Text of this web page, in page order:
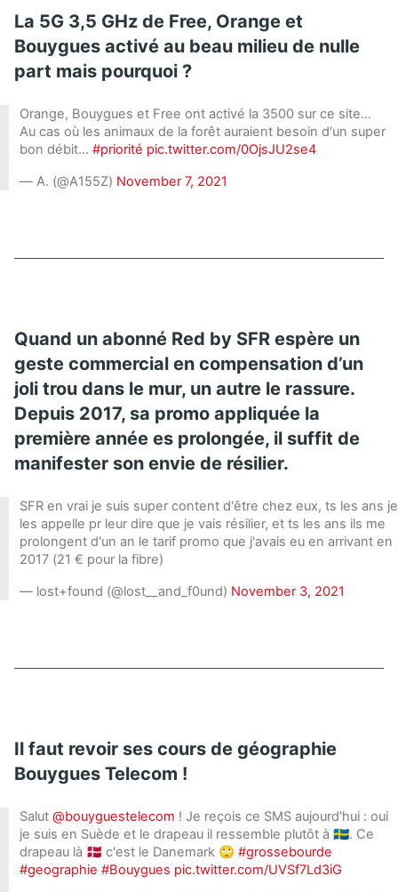
La 5G 3,5 GHz de Free, Orange et
Bouygues activé au beau milieu de nulle
part mais pourquoi ?
Orange, Bouygues et Free ont activé la 3500 sur ce site…
Au cas où les animaux de la forêt auraient besoin d'un super
bon débit… #priorité pic.twitter.com/0OjsJU2se4
— A. (@A155Z) November 7, 2021
Quand un abonné Red by SFR espère un
geste commercial en compensation d’un
joli trou dans le mur, un autre le rassure.
Depuis 2017, sa promo appliquée la
première année es prolongée, il suffit de
manifester son envie de résilier.
SFR en vrai je suis super content d'être chez eux, ts les ans je
les appelle pr leur dire que je vais résilier, et ts les ans ils me
prolongent d'un an le tarif promo que j'avais eu en arrivant en
2017 (21 € pour la fibre)
— lost+found (@lost__and_f0und) November 3, 2021
Il faut revoir ses cours de géographie
Bouygues Telecom !
Salut @bouyguestelecom ! Je reçois ce SMS aujourd'hui : oui
je suis en Suède et le drapeau il ressemble plutôt à 🇸🇪. Ce
drapeau là 🇩🇰 c'est le Danemark 🙄 #grossebourde
#geographie #Bouygues pic.twitter.com/UVSf7Ld3iG